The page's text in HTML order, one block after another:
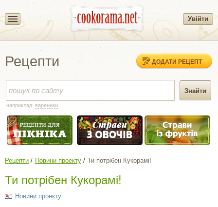
Увійти
Рецепти ДОДАТИ РЕЦЕПТ
наприклад: вареники
Рецепти Новини проекту Ти потрібен Кукорамі!
Ти потрібен Кукорамі!
Новини проекту